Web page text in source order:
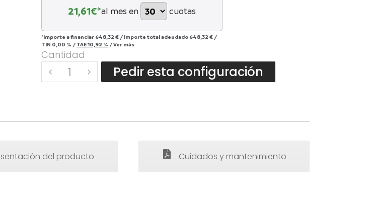
21,61€*al mes en cuotas
*Importe a financiar 648,32 € / Importe total adeudado 648,32 € /
TIN 0,00 % / TAE10,92 % /Ver más
Cantidad
Quantity
Pedir esta configuración
del producto Cuidados y mantenimiento